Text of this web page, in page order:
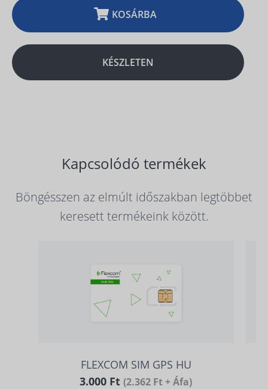
KOSÁRBA
KÉSZLETEN
Kapcsolódó termékek
Böngésszen az elmúlt időszakban legtöbbet
keresett termékeink között.
FLEXCOM SIM GPS HU
3.000 Ft(2.362 Ft + Áfa)